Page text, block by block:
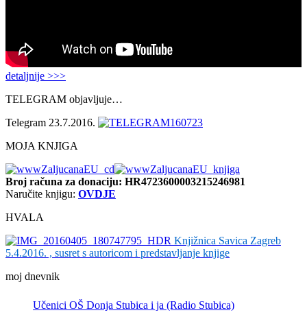
detaljnije >>>
TELEGRAM objavljuje…
Telegram 23.7.2016.
MOJA KNJIGA
Broj računa za donaciju: HR4723600003215246981
Naručite knjigu: OVDJE
HVALA
Knjižnica Savica Zagreb
5.4.2016. , susret s autoricom i predstavljanje knjige
moj dnevnik
Učenici OŠ Donja Stubica i ja (Radio Stubica)